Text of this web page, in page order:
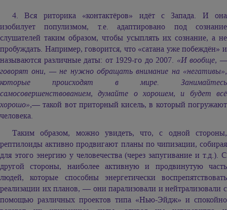
4. Вся риторика «контактёров» идёт с Запада. И она
изобилует популизмом, т.е. адаптировано под сознание
слушателей таким образом, чтобы усыплять их сознание, а не
пробуждать. Например, говорится, что «сатана уже побеждён» и
называются различные даты: от 1929-го до 2007. «И вообще, —
говорят они, — не нужно обращать внимание на «негативы»,
которые происходят в мире. Занимайтесь
самосовершенствованием, думайте о хорошем, и будет всё
хорошо»,— такой вот приторный кисель, в который погружают
человека.
Таким образом, можно увидеть, что, с одной стороны,
рептилоиды активно продвигают планы по чипизации, собирая
для этого энергию у человечества (через запугивание и т.д.). С
другой стороны, наиболее активную и продвинутую часть
людей, которые способны энергетически воспрепятствовать
реализации их планов, — они парализовали и нейтрализовали с
помощью различных проектов типа «Нью-Эйдж» и спокойно